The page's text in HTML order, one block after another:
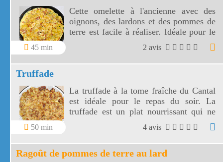
45 min
Cette omelette à l'ancienne avec des
oignons, des lardons et des pommes de
terre est facile à réaliser. Idéale pour le
dîner, cette omelette à l'ancienne sera
accompagnée d'une salade verte.
2 avis
Truffade
50 min
La truffade à la tome fraîche du Cantal
est idéale pour le repas du soir. La
truffade est un plat nourrissant qui ne
demande qu'une petite salade pour
4 avis
Ragoût de pommes de terre au lard